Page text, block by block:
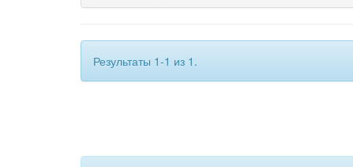
Результаты 1-1 из 1.